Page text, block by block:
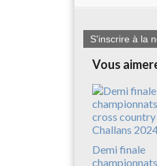
S'inscrire à la
Vous
Demi finale